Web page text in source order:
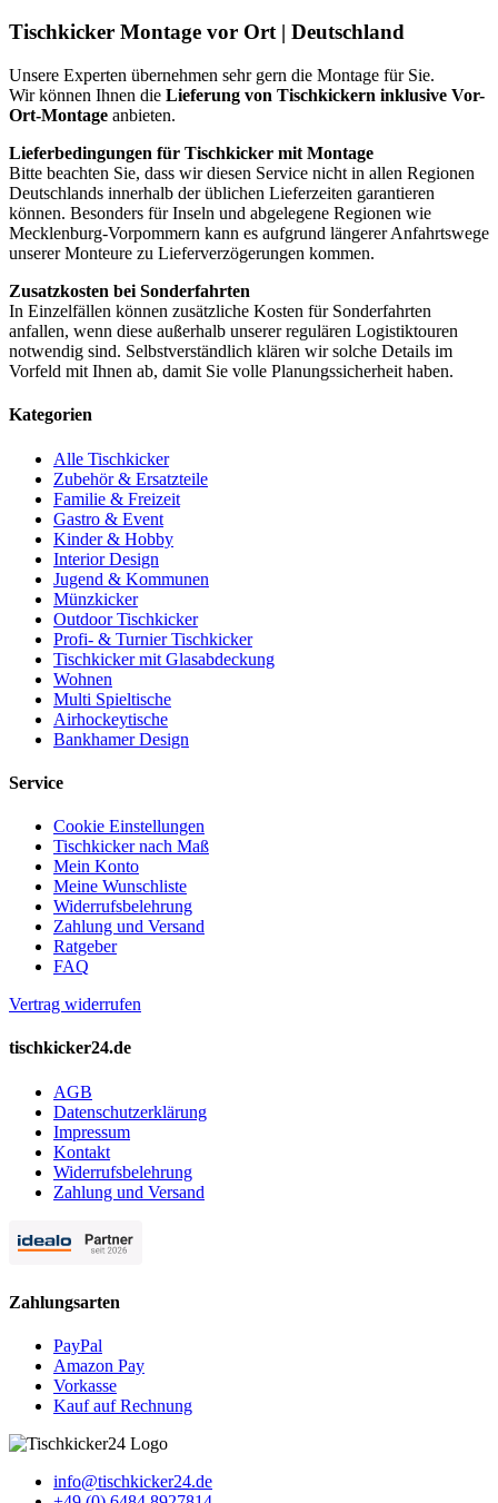
Deutschland
Menge
Tischkicker Montage vor Ort | Deutschland
Unsere Experten übernehmen sehr gern die Montage für Sie.
Wir können Ihnen die Lieferung von Tischkickern inklusive Vor-
Ort-Montage anbieten.
Lieferbedingungen für Tischkicker mit Montage
Bitte beachten Sie, dass wir diesen Service nicht in allen Regionen
Deutschlands innerhalb der üblichen Lieferzeiten garantieren
können. Besonders für Inseln und abgelegene Regionen wie
Mecklenburg-Vorpommern kann es aufgrund längerer Anfahrtswege
unserer Monteure zu Lieferverzögerungen kommen.
Zusatzkosten bei Sonderfahrten
In Einzelfällen können zusätzliche Kosten für Sonderfahrten
anfallen, wenn diese außerhalb unserer regulären Logistiktouren
notwendig sind. Selbstverständlich klären wir solche Details im
Vorfeld mit Ihnen ab, damit Sie volle Planungssicherheit haben.
Kategorien
Alle Tischkicker
Zubehör & Ersatzteile
Familie & Freizeit
Gastro & Event
Kinder & Hobby
Interior Design
Jugend & Kommunen
Münzkicker
Outdoor Tischkicker
Profi- & Turnier Tischkicker
Tischkicker mit Glasabdeckung
Wohnen
Multi Spieltische
Airhockeytische
Bankhamer Design
Service
Cookie Einstellungen
Tischkicker nach Maß
Mein Konto
Meine Wunschliste
Widerrufsbelehrung
Zahlung und Versand
Ratgeber
FAQ
Vertrag widerrufen
tischkicker24.de
AGB
Datenschutzerklärung
Impressum
Kontakt
Widerrufsbelehrung
Zahlung und Versand
Zahlungsarten
PayPal
Amazon Pay
Vorkasse
Kauf auf Rechnung
info@tischkicker24.de